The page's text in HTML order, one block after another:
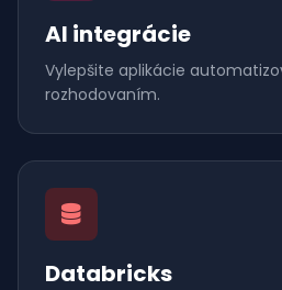
AI integrácie
Vylepšite aplikácie
rozhodovaním.
Databricks